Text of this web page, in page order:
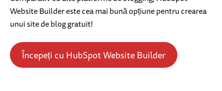
Website Builder este cea mai bună opțiune pentru crearea
unui site de blog gratuit!
Începeți cu HubSpot Website Builder